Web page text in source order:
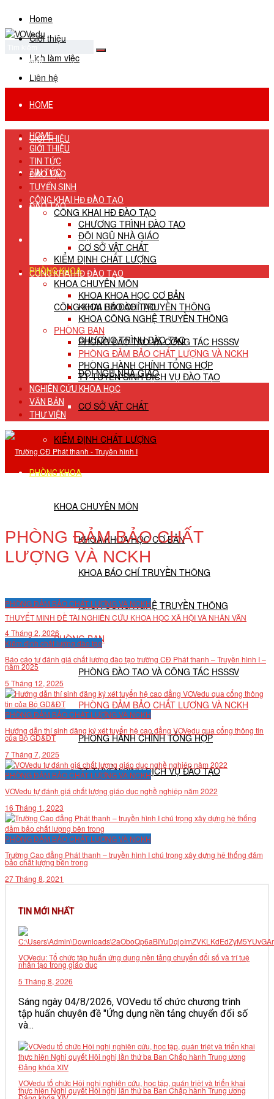
Home
Giới thiệu
Lịch làm việc
Liên hệ
No Result
View All Result
HOME
GIỚI THIỆU
TIN TỨC
ĐÀO TẠO
TUYỂN SINH
CÔNG KHAI HĐ ĐÀO TẠO
CÔNG KHAI HĐ ĐÀO TẠO
CHƯƠNG TRÌNH ĐÀO TẠO
ĐỘI NGŨ NHÀ GIÁO
CƠ SỞ VẬT CHẤT
KIỂM ĐỊNH CHẤT LƯỢNG
PHÒNG KHOA
KHOA CHUYÊN MÔN
KHOA KHOA HỌC CƠ BẢN
KHOA BÁO CHÍ TRUYỀN THÔNG
KHOA CÔNG NGHỆ TRUYỀN THÔNG
PHÒNG BAN
PHÒNG ĐÀO TẠO VÀ CÔNG TÁC HSSSV
PHÒNG ĐẢM BẢO CHẤT LƯỢNG VÀ NCKH
PHÒNG HÀNH CHÍNH TỔNG HỢP
TT TUYỂN SINH DỊCH VỤ ĐÀO TẠO
NGHIÊN CỨU KHOA HỌC
VĂN BẢN
HOME
GIỚI THIỆU
TIN TỨC
ĐÀO TẠO
TUYỂN SINH
CÔNG KHAI HĐ ĐÀO TẠO
CÔNG KHAI HĐ ĐÀO TẠO
CHƯƠNG TRÌNH ĐÀO TẠO
ĐỘI NGŨ NHÀ GIÁO
CƠ SỞ VẬT CHẤT
KIỂM ĐỊNH CHẤT LƯỢNG
PHÒNG KHOA
KHOA CHUYÊN MÔN
KHOA KHOA HỌC CƠ BẢN
KHOA BÁO CHÍ TRUYỀN THÔNG
KHOA CÔNG NGHỆ TRUYỀN THÔNG
PHÒNG BAN
PHÒNG ĐÀO TẠO VÀ CÔNG TÁC HSSSV
PHÒNG ĐẢM BẢO CHẤT LƯỢNG VÀ NCKH
PHÒNG HÀNH CHÍNH TỔNG HỢP
TT TUYỂN SINH DỊCH VỤ ĐÀO TẠO
NGHIÊN CỨU KHOA HỌC
VĂN BẢN
THƯ VIỆN
PHÒNG ĐẢM BẢO CHẤT
LƯỢNG VÀ NCKH
PHÒNG ĐẢM BẢO CHẤT LƯỢNG VÀ NCKH
THUYẾT MINH ĐỀ TÀI NGHIÊN CỨU KHOA HỌC XÃ HỘI VÀ NHÂN VĂN
4 Tháng 2, 2026
Kiểm định chất lượng đào tạo
Báo cáo tự đánh giá chất lương đào tạo trường CĐ Phát thanh – Truyền hình I –
năm 2025
5 Tháng 12, 2025
PHÒNG ĐẢM BẢO CHẤT LƯỢNG VÀ NCKH
Hướng dẫn thí sinh đăng ký xét tuyển hệ cao đẳng VOVedu qua cổng thông tin
của Bộ GD&ĐT
7 Tháng 7, 2025
PHÒNG ĐẢM BẢO CHẤT LƯỢNG VÀ NCKH
VOVedu tự đánh giá chất lượng giáo dục nghề nghiệp năm 2022
16 Tháng 1, 2023
PHÒNG ĐẢM BẢO CHẤT LƯỢNG VÀ NCKH
Trường Cao đẳng Phát thanh – truyền hình I chú trọng xây dựng hệ thống đảm
bảo chất lượng bên trong
27 Tháng 8, 2021
TIN MỚI NHẤT
VOVedu: Tổ chức tập huấn ứng dụng nền tảng chuyển đổi số và trí tuệ
nhân tạo trong giáo dục
5 Tháng 8, 2026
Sáng ngày 04/8/2026, VOVedu tổ chức chương trình
tập huấn chuyên đề "Ứng dụng nền tảng chuyển đổi số
và...
VOVedu tổ chức Hội nghị nghiên cứu, học tập, quán triệt và triển khai
thực hiện Nghị quyết Hội nghị lần thứ ba Ban Chấp hành Trung ương